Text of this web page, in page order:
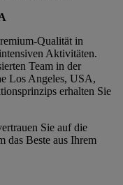
Qualität in
Aktivitäten.
Team in der
Los Angeles, USA,
erhalten Sie
Sie auf die
das Beste aus Ihrem